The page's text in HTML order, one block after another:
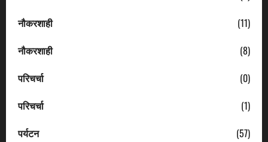
नौकरशाही
(11)
नौकरशाही
(8)
परिचर्चा
(0)
परिचर्चा
(1)
पर्यटन
(57)